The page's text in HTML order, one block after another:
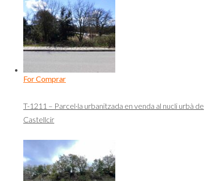
For Comprar
T-1211 – Parcel·la urbanitzada en venda al nucli urbà de
Castellcir